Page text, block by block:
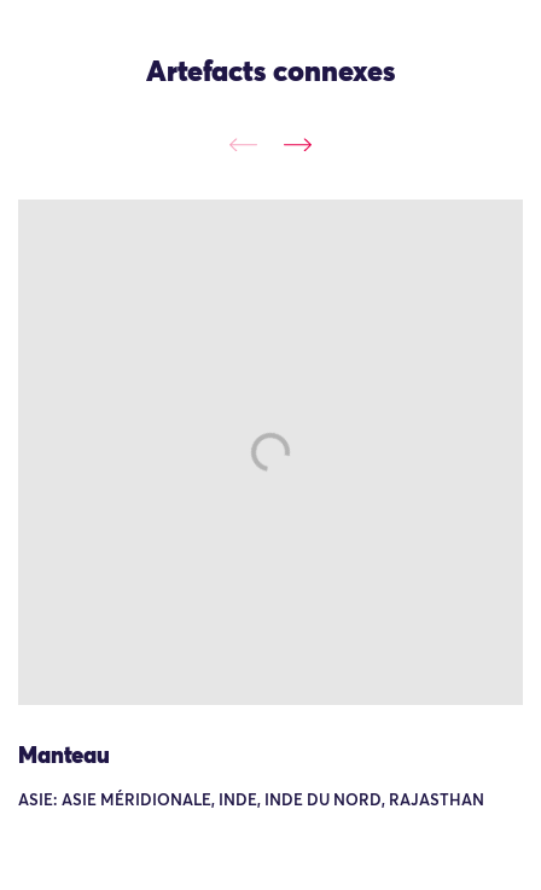
Artefacts connexes
Manteau
ASIE: ASIE MÉRIDIONALE, INDE, INDE DU NORD, RAJASTHAN